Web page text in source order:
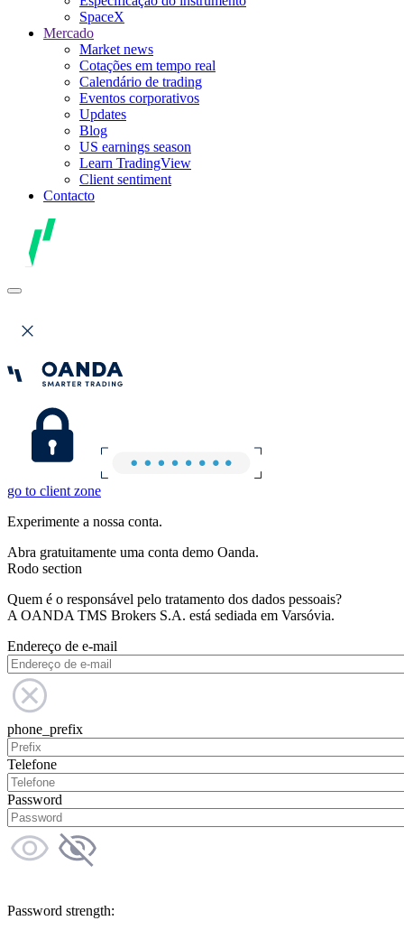
SpaceX
Mercado
Market news
Cotações em tempo real
Calendário de trading
Eventos corporativos
Updates
Blog
US earnings season
Learn TradingView
Client sentiment
Contacto
go to client zone
Experimente a nossa conta.
Abra gratuitamente uma conta demo Oanda.
Rodo section
Quem é o responsável pelo tratamento dos dados pessoais?
A OANDA TMS Brokers S.A. está sediada em Varsóvia.
Endereço de e-mail
phone_prefix
Telefone
Password
Password strength: